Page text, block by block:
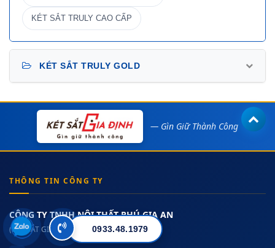
KÉT SẮT TRULY CAO CẤP
KÉT SẮT TRULY GOLD
— Gìn Giữ Thành Công
THÔNG TIN CÔNG TY
CÔNG TY TNHH NỘI THẤT PHÚ GIA AN
(KÉT SẮT GIA ĐỊNH) 0933.48.1979